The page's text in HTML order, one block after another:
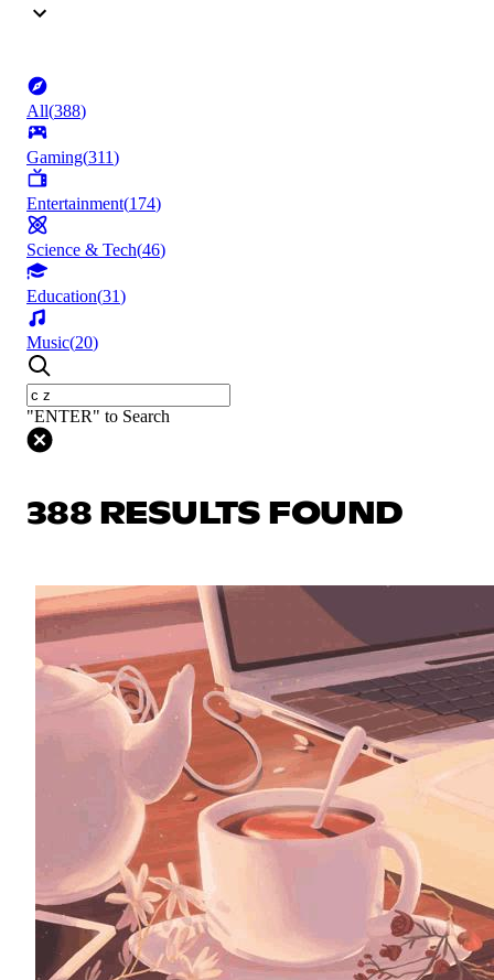
All(388)
Gaming(311)
Entertainment(174)
Science & Tech(46)
Education(31)
Music(20)
"ENTER" to Search
388 RESULTS FOUND